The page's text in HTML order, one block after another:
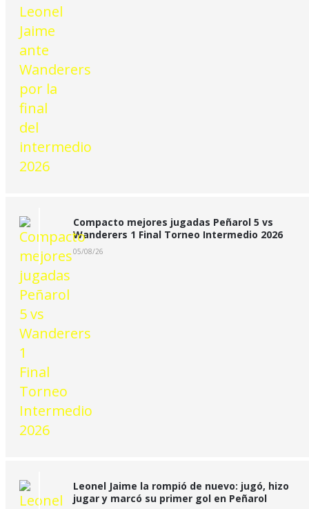
Compacto mejores jugadas Peñarol 5 vs
Wanderers 1 Final Torneo Intermedio 2026
05/08/26
Leonel Jaime la rompió de nuevo: jugó, hizo
jugar y marcó su primer gol en Peñarol